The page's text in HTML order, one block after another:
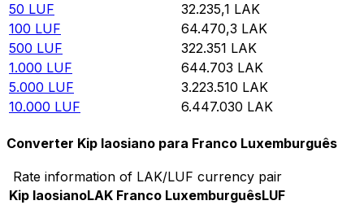
50 LUF 32.235,1 LAK
100 LUF 64.470,3 LAK
500 LUF 322.351 LAK
1.000 LUF 644.703 LAK
5.000 LUF 3.223.510 LAK
10.000 LUF 6.447.030 LAK
Converter Kip laosiano para Franco Luxemburguês
Rate information of LAK/LUF currency pair
Kip laosianoLAK Franco LuxemburguêsLUF